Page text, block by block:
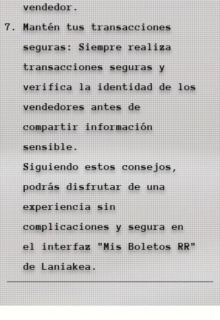
vendedor.
Mantén tus transacciones
seguras: Siempre realiza
transacciones seguras y
verifica la identidad de los
vendedores antes de
compartir información
sensible.
Siguiendo estos consejos,
podrás disfrutar de una
experiencia sin
complicaciones y segura en
el interfaz "Mis Boletos RR"
de Laniakea.